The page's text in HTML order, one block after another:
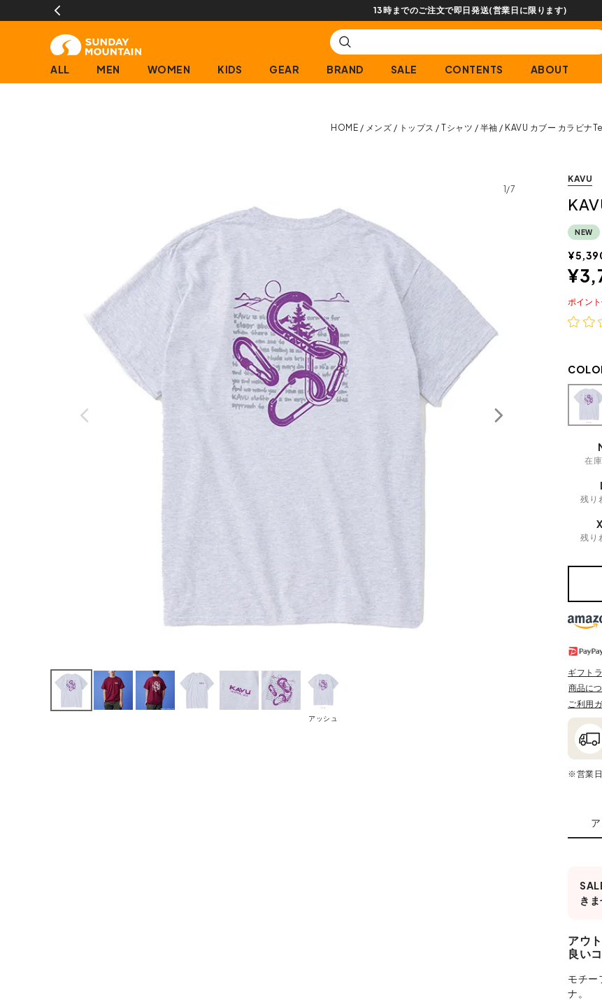
ALL MEN WOMEN KIDS GEAR BRAND SALE CONTENTS ABOUT
HOME メンズ トップス Tシャツ 半袖 KAVU カブー カラビナ
1/7
アッシュ
KAVU
NEW
¥
¥
ポイント
在
残り
残り
ギフト
商品に
ご利用
※営業日
き
アウ
良い
モチー
ナ。